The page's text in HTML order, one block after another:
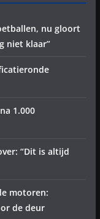
nu gloort
niet klaar”
1.000
“Dit is altijd
motoren:
de deur